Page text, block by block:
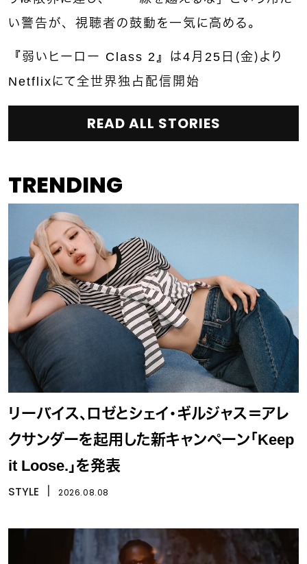
い警告が、視聴者の鼓動を一気に高める。
『弱いヒーロー Class 2』は4月25日（金）より
Netflixにて全世界独占配信開始
READ ALL STORIES
TRENDING
リーバイス、ロゼとシェイ・ギルジャス＝アレ
クサンダーを起用した新キャンペーン「Keep
it Loose.」を発表
STYLE 2026.08.08